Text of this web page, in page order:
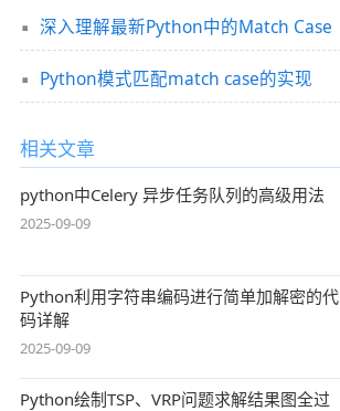
深入理解最新Python中的Match Case
Python模式匹配match case的实现
相关文章
python中Celery 异步任务队列的高级用法
2025-09-09
Python利用字符串编码进行简单加解密的代
码详解
2025-09-09
Python绘制TSP、VRP问题求解结果图全过